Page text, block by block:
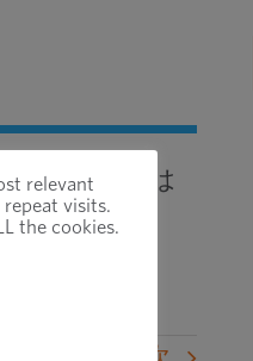
多くの企業は
relevant
visits.
the cookies.